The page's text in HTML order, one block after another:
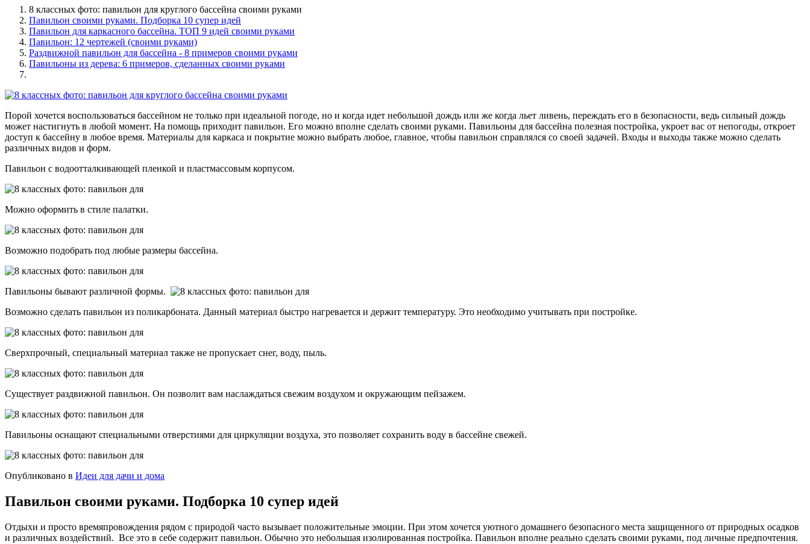
8 классных фото: павильон для круглого бассейна своими руками
Павильон своими руками. Подборка 10 супер идей
Павильон для каркасного бассейна. ТОП 9 идей своими руками
Павильон: 12 чертежей (своими руками)
Раздвижной павильон для бассейна - 8 примеров своими руками
Павильоны из дерева: 6 примеров, сделанных своими руками
Порой хочется воспользоваться бассейном не только при идеальной погоде, но и когда идет небольшой дождь или же когда льет ливень, переждать его в безопасности, ведь сильный дождь
может настигнуть в любой момент. На помощь приходит павильон. Его можно вполне сделать своими руками. Павильоны для бассейна полезная постройка, укроет вас от непогоды, откроет
доступ к бассейну в любое время. Материалы для каркаса и покрытие можно выбрать любое, главное, чтобы павильон справлялся со своей задачей. Входы и выходы также можно сделать
различных видов и форм.
Павильон с водоотталкивающей пленкой и пластмассовым корпусом.
Можно оформить в стиле палатки.
Возможно подобрать под любые размеры бассейна.
Павильоны бывают различной формы.
Возможно сделать павильон из поликарбоната. Данный материал быстро нагревается и держит температуру. Это необходимо учитывать при постройке.
Сверхпрочный, специальный материал также не пропускает снег, воду, пыль.
Существует раздвижной павильон. Он позволит вам наслаждаться свежим воздухом и окружающим пейзажем.
Павильоны оснащают специальными отверстиями для циркуляции воздуха, это позволяет сохранить воду в бассейне свежей.
Опубликовано в Идеи для дачи и дома
Павильон своими руками. Подборка 10 супер идей
Отдыхи и просто времяпровождения рядом с природой часто вызывает положительные эмоции. При этом хочется уютного домашнего безопасного места защищенного от природных осадков
и различных воздействий. Все это в себе содержит павильон. Обычно это небольшая изолированная постройка. Павильон вполне реально сделать своими руками, под личные предпочтения.